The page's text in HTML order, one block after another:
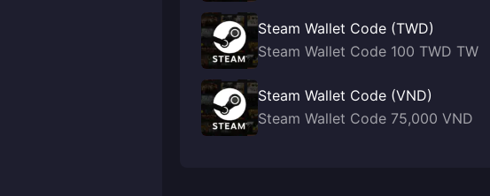
Steam Wallet Code (TWD)
Steam Wallet Code 100 TWD TW
Steam Wallet Code (VND)
Steam Wallet Code 75,000 VND